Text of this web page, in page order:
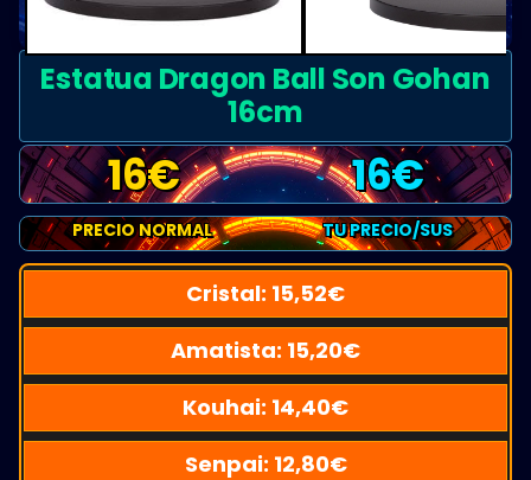
Estatua Dragon Ball Son Gohan
16cm
16€ 16€
PRECIO NORMAL TU PRECIO/SUS
Cristal: 15,52€
Amatista: 15,20€
Kouhai: 14,40€
Senpai: 12,80€